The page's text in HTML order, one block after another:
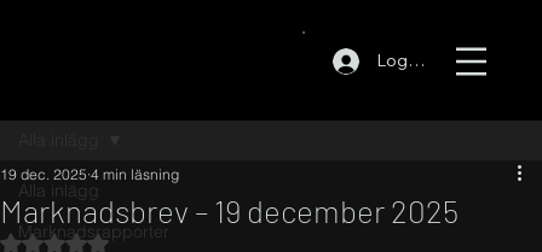
Logga in
Alla inlägg
Marknadsrapporter
Marknadsbrev – 19 december 2025
19 dec. 2025 4 min läsning
Betygsatt till NaN av 5 stjärnor.